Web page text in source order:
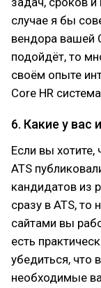
случае я бы
вендора вашей
подойдёт, то
своём опыте
Core HR
6. Какие у вас
Если вы хотите,
ATS
кандидатов из
сразу в ATS,
сайтами вы
есть
убедиться, что
необходимые